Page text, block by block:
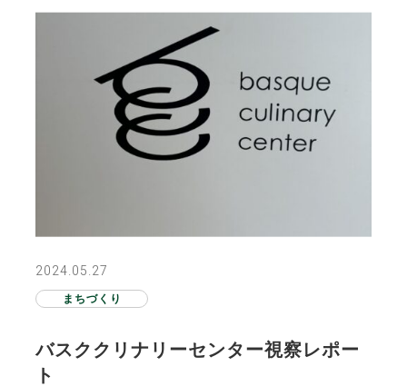
2024.05.27
まちづくり
バスククリナリーセンター視察レポー
ト